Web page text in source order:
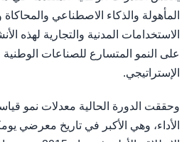
المأهولة والذكاء الاصطناعي
الاستخدامات المدنية والتجارية لهذه
على النمو المتسارع للصناعات
الإستراتيجي.
وحققت الدورة الحالية معدلات نمو
الأداء، وهي الأكبر في تاريخ معرضي